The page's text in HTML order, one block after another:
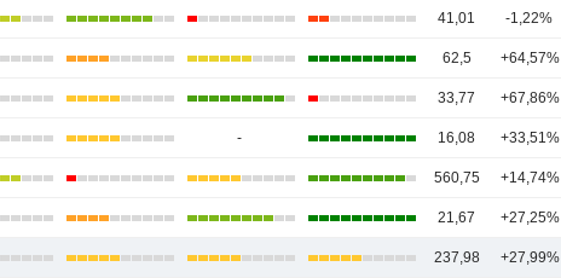
41,01 -1,22%
62,5 +64,57%
33,77 +67,86%
- 16,08 +33,51%
560,75 +14,74%
21,67 +27,25%
237,98 +27,99%